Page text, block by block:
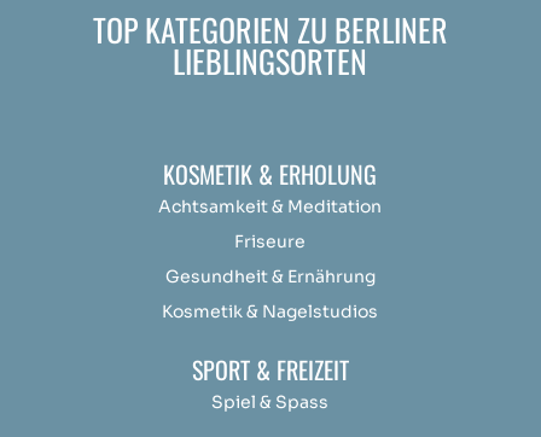
TOP KATEGORIEN ZU BERLINER
LIEBLINGSORTEN
KOSMETIK & ERHOLUNG
Achtsamkeit & Meditation
Friseure
Gesundheit & Ernährung
Kosmetik & Nagelstudios
SPORT & FREIZEIT
Spiel & Spass